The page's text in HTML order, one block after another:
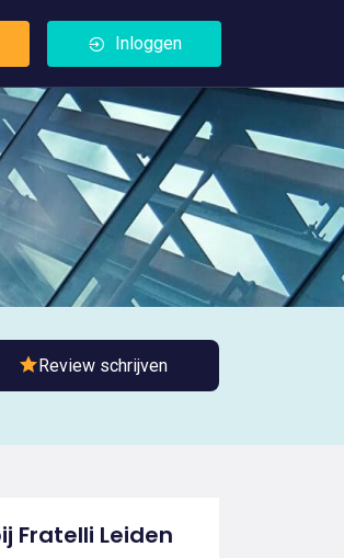
Inloggen
Review schrijven
Fratelli Leiden